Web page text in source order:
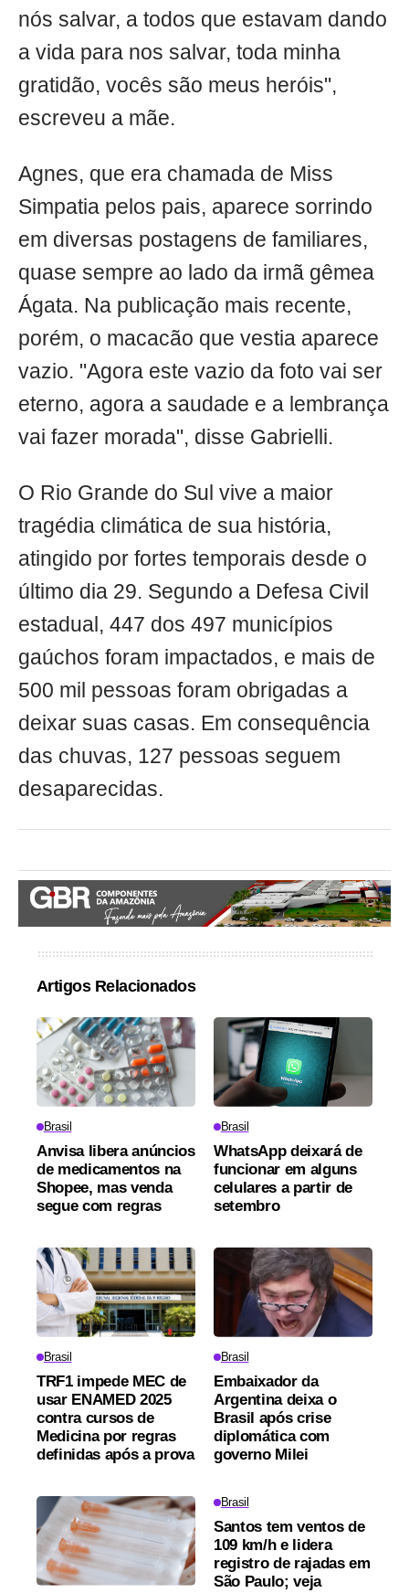
nós salvar, a todos que estavam dando
a vida para nos salvar, toda minha
gratidão, vocês são meus heróis",
escreveu a mãe.
Agnes, que era chamada de Miss
Simpatia pelos pais, aparece sorrindo
em diversas postagens de familiares,
quase sempre ao lado da irmã gêmea
Ágata. Na publicação mais recente,
porém, o macacão que vestia aparece
vazio. "Agora este vazio da foto vai ser
eterno, agora a saudade e a lembrança
vai fazer morada", disse Gabrielli.
O Rio Grande do Sul vive a maior
tragédia climática de sua história,
atingido por fortes temporais desde o
último dia 29. Segundo a Defesa Civil
estadual, 447 dos 497 municípios
gaúchos foram impactados, e mais de
500 mil pessoas foram obrigadas a
deixar suas casas. Em consequência
das chuvas, 127 pessoas seguem
desaparecidas.
Artigos Relacionados
Brasil
Anvisa libera anúncios
de medicamentos na
Shopee, mas venda
segue com regras
Brasil
WhatsApp deixará de
funcionar em alguns
celulares a partir de
setembro
Brasil
TRF1 impede MEC de
usar ENAMED 2025
contra cursos de
Medicina por regras
definidas após a prova
Brasil
Embaixador da
Argentina deixa o
Brasil após crise
diplomática com
governo Milei
Brasil
Santos tem ventos de
109 km/h e lidera
registro de rajadas em
São Paulo; veja